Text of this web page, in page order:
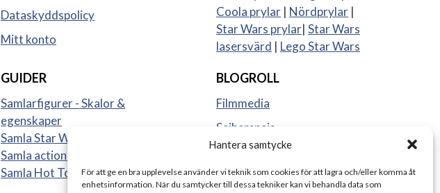
Hantera samtycke
För att ge en bra upplevelse använder vi teknik som cookies för att lagra och/eller komma åt
enhetsinformation. När du samtycker till dessa tekniker kan vi behandla data som
Dataskyddspolicy
Mitt konto
GUIDER
Samlarfigurer - Skalor &
egenskaper
Samla Star Wars figurer
Samla actionfigurer
Samla Hot Toys
Coola prylar | Nördprylar |
Star Wars prylar| Star Wars
lasersvärd | Lego Star Wars
BLOGROLL
Filmmedia
Sajberspejs
Strange things